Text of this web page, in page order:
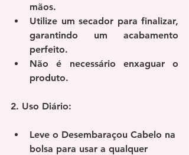
mãos.
Utilize um secador para finalizar,
garantindo um acabamento
perfeito.
Não é necessário enxaguar o
produto.
2. Uso Diário:
Leve o Desembaraçou Cabelo na
bolsa para usar a qualquer